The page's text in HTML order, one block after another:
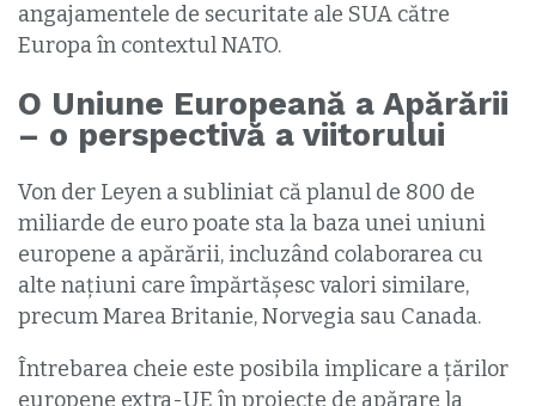
angajamentele de securitate ale SUA către
Europa în contextul NATO.
O Uniune Europeană a Apărării
– o perspectivă a viitorului
Von der Leyen a subliniat că planul de 800 de
miliarde de euro poate sta la baza unei uniuni
europene a apărării, incluzând colaborarea cu
alte națiuni care împărtășesc valori similare,
precum Marea Britanie, Norvegia sau Canada.
Întrebarea cheie este posibila implicare a țărilor
europene extra-UE în proiecte de apărare la